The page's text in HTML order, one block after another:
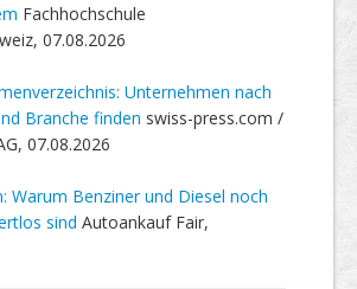
Fachhochschule
07.08.2026
Unternehmen nach
Branche finden swiss-press.com /
07.08.2026
Warum Benziner und Diesel noch
sind Autoankauf Fair,